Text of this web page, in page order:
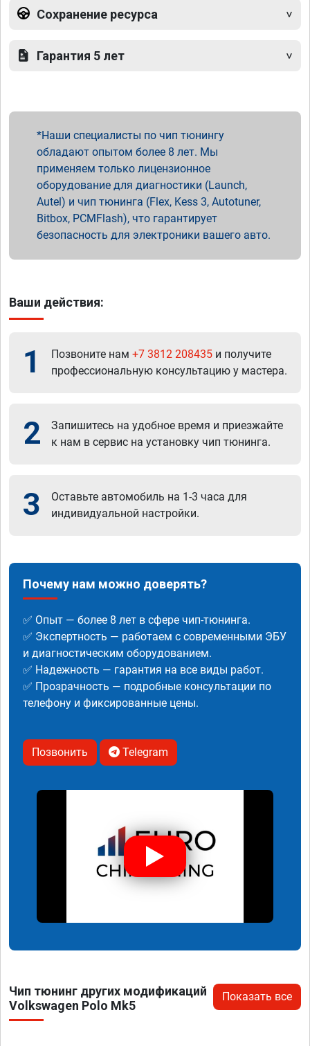
Сохранение ресурса
Гарантия 5 лет
Наши специалисты по чип тюнингу
обладают опытом более 8 лет. Мы
применяем только лицензионное
оборудование для диагностики (Launch,
Autel) и чип тюнинга (Flex, Kess 3, Autotuner,
Bitbox, PCMFlash), что гарантирует
безопасность для электроники вашего авто.
Ваши действия:
1 Позвоните нам +7 3812 208435 и получите
профессиональную консультацию у мастера.
2
Запишитесь на удобное время и приезжайте
к нам в сервис на установку чип тюнинга.
3
Оставьте автомобиль на 1-3 часа для
индивидуальной настройки.
Почему нам можно доверять?
✅ Опыт — более 8 лет в сфере чип-тюнинга.
✅ Экспертность — работаем с современными ЭБУ
и диагностическим оборудованием.
✅ Надежность — гарантия на все виды работ.
✅ Прозрачность — подробные консультации по
телефону и фиксированные цены.
Позвонить Telegram
Чип тюнинг других модификаций
Volkswagen Polo Mk5
Показать все